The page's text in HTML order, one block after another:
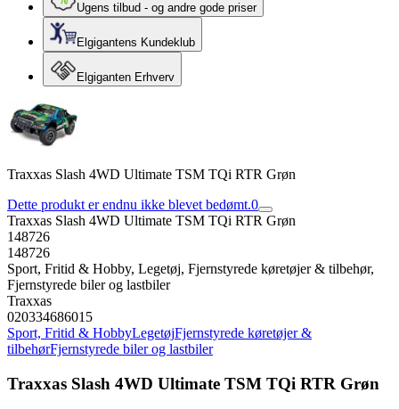
Ugens tilbud - og andre gode priser
Elgigantens Kundeklub
Elgiganten Erhverv
Traxxas Slash 4WD Ultimate TSM TQi RTR Grøn
Dette produkt er endnu ikke blevet bedømt.0
Traxxas Slash 4WD Ultimate TSM TQi RTR Grøn
148726
148726
Sport, Fritid & Hobby, Legetøj, Fjernstyrede køretøjer & tilbehør,
Fjernstyrede biler og lastbiler
Traxxas
020334686015
Sport, Fritid & HobbyLegetøjFjernstyrede køretøjer &
tilbehørFjernstyrede biler og lastbiler
Traxxas Slash 4WD Ultimate TSM TQi RTR Grøn